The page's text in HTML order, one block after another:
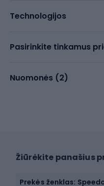
Technologijos
Pasirinkite tinkamus
Nuomonės (2)
Žiūrėkite panašius
Prekės ženklas: